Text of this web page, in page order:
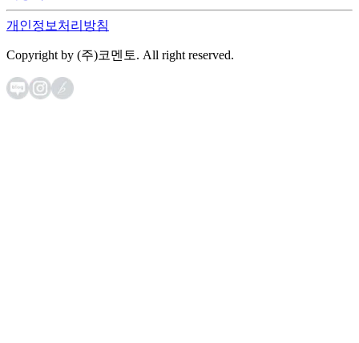
개인정보처리방침
Copyright by (주)코멘토. All right reserved.